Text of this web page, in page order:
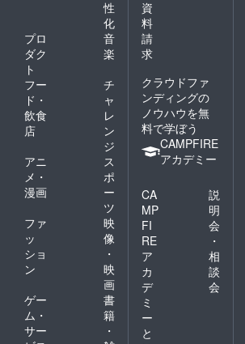
性
化
プロ
ダク
ト
音
楽
フー
ド・
飲食
店
チ
ャ
レ
ン
ジ
アニ
メ・
漫画
ス
ポ
ー
ツ
ファ
ッ
ショ
ン
映
像
・
映
画
ゲー
ム・
サー
書
籍
・
資
料
請
求
クラウドファ
ンディングの
ノウハウを無
料で学ぼう
CAMPFIRE
アカデミー
CA
MP
FI
RE
ア
カ
デ
ミ
ー
と
説
明
会
・
相
談
会